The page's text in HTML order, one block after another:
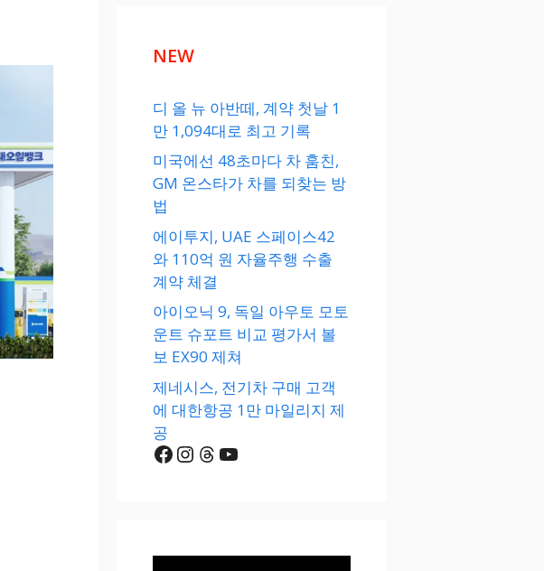
NEW
디 올 뉴 아반떼, 계약 첫날 1
만 1,094대로 최고 기록
미국에선 48초마다 차 훔친,
GM 온스타가 차를 되찾는 방
법
에이투지, UAE 스페이스42
와 110억 원 자율주행 수출
계약 체결
아이오닉 9, 독일 아우토 모토
운트 슈포트 비교 평가서 볼
보 EX90 제쳐
제네시스, 전기차 구매 고객
에 대한항공 1만 마일리지 제
공
Facebook
Instagram
Threads
YouTube